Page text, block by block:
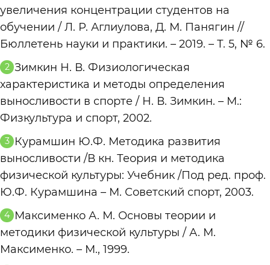
истощался.
мышцы и делает их более устойчивыми
к утомлению. Оптимально заниматься 3–
4 раза в неделю по 30–60 минут.
именно ночью происходят регенерация
тканей, синтез гормонов и восполнение
энергии. При хроническом недосыпе
выносливость. Поэтому базовое
правило: тренировки, питание и сон
должны быть в равновесии.
работы. Также важно отказаться от
вредных привычек, нормализовать сон и
снизить уровень стресса с помощью
дыхательных практик, йоги или
медитации. Но для значимого
результата всё же необходимы
регулярные физические упражнения.
Даже лёгкие кардионагрузки несколько
раз в неделю постепенно повысят
устойчивость организма к нагрузкам.
увеличения концентрации студентов на
обучении / Л. Р. Аглиулова, Д. М. Панягин //
Бюллетень науки и практики. – 2019. – Т. 5, № 6.
Зимкин Н. В. Физиологическая
характеристика и методы определения
выносливости в спорте / Н. В. Зимкин. – М.:
Физкультура и спорт, 2002.
Курамшин Ю.Ф. Методика развития
выносливости /В кн. Теория и методика
физической культуры: Учебник /Под ред. проф.
Ю.Ф. Курамшина – М. Советский спорт, 2003.
Максименко А. М. Основы теории и
методики физической культуры / А. М.
Максименко. – М., 1999.